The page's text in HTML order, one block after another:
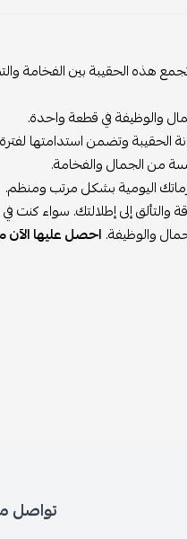
تجمع هذه الحقيبة بين
والوظيفة في قطعة واحدة.
وتضمن استدامتها
من الجمال والفخامة.
اليومية بشكل مرتب ومنظم.
إلى إطلالتك. سواء كنت
والوظيفة. احصل عليها الآن
تواصل